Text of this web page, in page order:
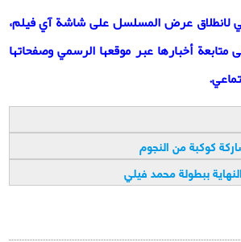
لانطلاق عرض المسلسل على شاشة آي فيلم،
متابعة أخبارها عبر موقعها الرسمي وصفحاتها
.
كوكبة من النجوم
ببطولة محمد فيلي